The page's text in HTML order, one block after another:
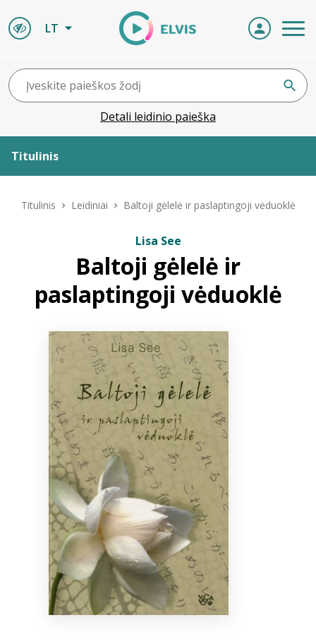
LT
Detali leidinio paieška
Titulinis
ELVIS atvyksta
Bibliotekoms
Titulinis Leidiniai Baltoji gėlelė ir paslaptingoji vėduoklė
Lisa See
Baltoji gėlelė ir
paslaptingoji vėduoklė